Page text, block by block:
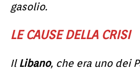
gasolio.
LE CAUSE DELLA CRISI
Il Libano, che era uno dei